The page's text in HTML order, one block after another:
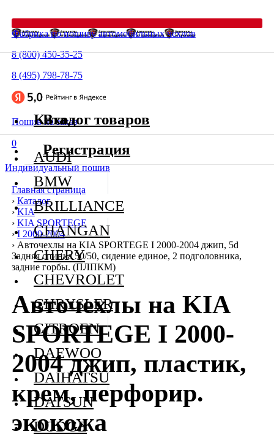
Фабрика по пошиву автомобильных чехлов
8 (800) 450-35-25
8 (495) 798-78-75
Пошив на заказ
0
Индивидуальный пошив
Главная страница
› Каталог
› KIA
› KIA SPORTEGE
› I 2000-2004
› Авточехлы на KIA SPORTEGE I 2000-2004 джип, 5d
Задняя спинка 50/50, сидение единое, 2 подголовника,
задние горбы. (ПЛПКМ)
Авточехлы на KIA
SPORTEGE I 2000-
2004 джип, пластик,
крем, перфорир.
экокожа
Каталог товаров
AUDI
BMW
BRILLIANCE
CHANGAN
CHERY
CHEVROLET
CHRYSLER
CITROEN
DAEWOO
DAIHATSU
DATSUN
DODGE
Вход
Регистрация